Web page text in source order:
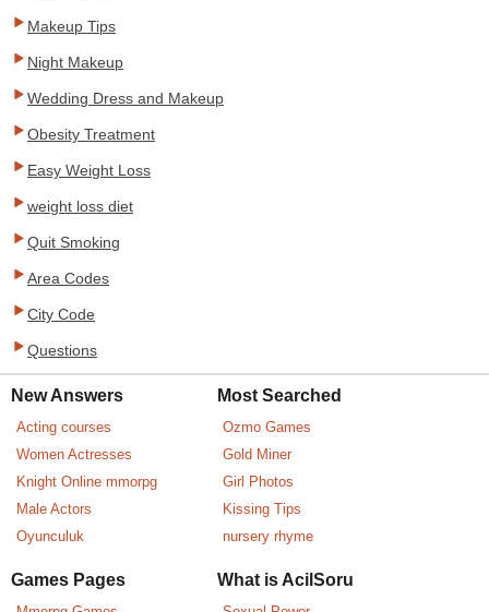
Makeup Tips
Night Makeup
Wedding Dress and Makeup
Obesity Treatment
Easy Weight Loss
weight loss diet
Quit Smoking
Area Codes
City Code
Questions
New Answers
Acting courses
Women Actresses
Knight Online mmorpg
Male Actors
Oyunculuk
Most Searched
Ozmo Games
Gold Miner
Girl Photos
Kissing Tips
nursery rhyme
Games Pages What is AcilSoru